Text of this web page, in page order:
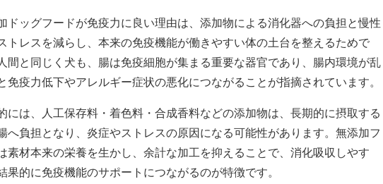
ドッグフードが免疫力に良い理由は、添加物による消化器への負担と慢性
トレスを減らし、本来の免疫機能が働きやすい体の土台を整えるためで
間と同じく犬も、腸は免疫細胞が集まる重要な器官であり、腸内環境が乱
免疫力低下やアレルギー症状の悪化につながることが指摘されています。
には、人工保存料・着色料・合成香料などの添加物は、長期的に摂取する
へ負担となり、炎症やストレスの原因になる可能性があります。無添加フ
素材本来の栄養を生かし、余計な加工を抑えることで、消化吸収しやす
果的に免疫機能のサポートにつながるのが特徴です。